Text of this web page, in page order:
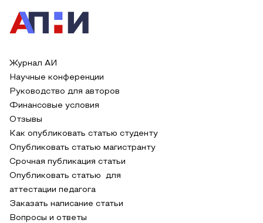
Журнал АИ
Научные конференции
Руководство для авторов
Финансовые условия
Отзывы
Как опубликовать статью студенту
Опубликовать статью магистранту
Срочная публикация статьи
Опубликовать статью для
аттестации педагога
Заказать написание статьи
Вопросы и ответы